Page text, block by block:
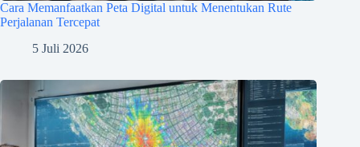
Cara Memanfaatkan Peta Digital untuk Menentukan Rute
Perjalanan Tercepat
5 Juli 2026